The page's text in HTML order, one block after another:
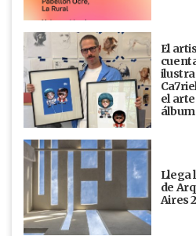
El
el
álbum
Llega
de
Aires